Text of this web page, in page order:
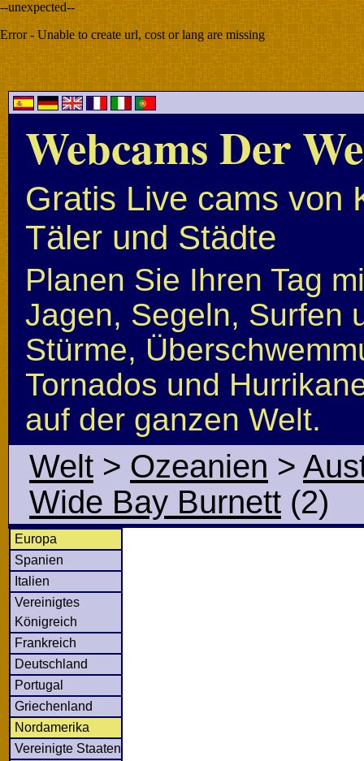
--unexpected--
Error - Unable to create url, cost or lang are missing
Webcams Der
Gratis Live cams von
Täler und Städte
Planen Sie Ihren Tag
Jagen, Segeln, Surfen
Stürme,
Tornados und
auf der ganzen Welt.
Welt > Ozeanien >
Wide Bay Burnett (2)
Europa
Spanien
Italien
Vereinigtes
Königreich
Frankreich
Deutschland
Portugal
Griechenland
Nordamerika
Vereinigte Staaten